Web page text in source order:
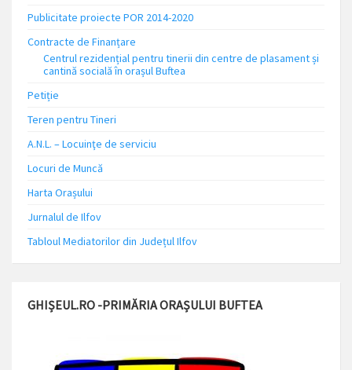
Publicitate proiecte POR 2014-2020
Contracte de Finanțare
Centrul rezidențial pentru tinerii din centre de plasament și
cantină socială în orașul Buftea
Petiție
Teren pentru Tineri
A.N.L. – Locuinţe de serviciu
Locuri de Muncă
Harta Orașului
Jurnalul de Ilfov
Tabloul Mediatorilor din Județul Ilfov
GHIȘEUL.RO -PRIMĂRIA ORAȘULUI BUFTEA